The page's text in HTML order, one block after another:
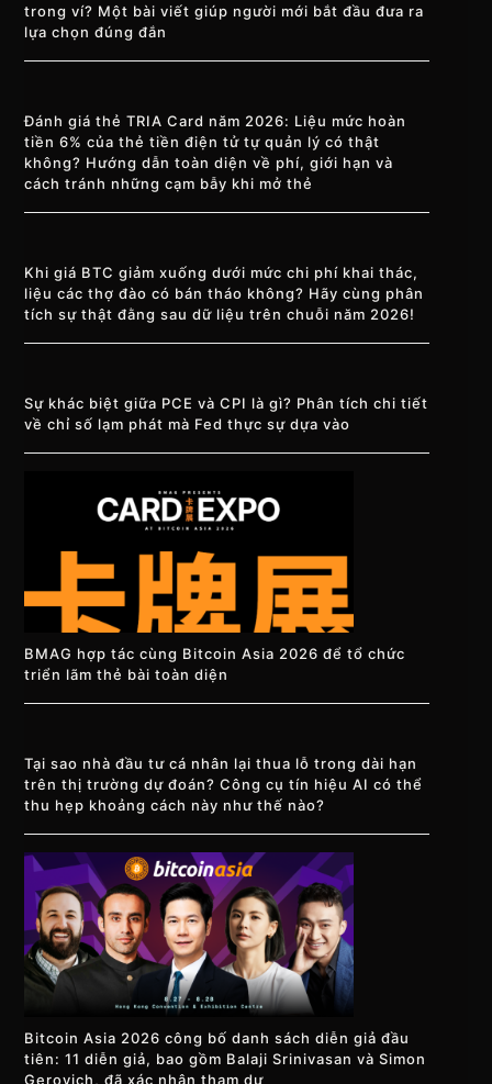
trong ví? Một bài viết giúp người mới bắt đầu đưa ra
lựa chọn đúng đắn
Đánh giá thẻ TRIA Card năm 2026: Liệu mức hoàn
tiền 6% của thẻ tiền điện tử tự quản lý có thật
không? Hướng dẫn toàn diện về phí, giới hạn và
cách tránh những cạm bẫy khi mở thẻ
Khi giá BTC giảm xuống dưới mức chi phí khai thác,
liệu các thợ đào có bán tháo không? Hãy cùng phân
tích sự thật đằng sau dữ liệu trên chuỗi năm 2026!
Sự khác biệt giữa PCE và CPI là gì? Phân tích chi tiết
về chỉ số lạm phát mà Fed thực sự dựa vào
BMAG hợp tác cùng Bitcoin Asia 2026 để tổ chức
triển lãm thẻ bài toàn diện
Tại sao nhà đầu tư cá nhân lại thua lỗ trong dài hạn
trên thị trường dự đoán? Công cụ tín hiệu AI có thể
thu hẹp khoảng cách này như thế nào?
Bitcoin Asia 2026 công bố danh sách diễn giả đầu
tiên: 11 diễn giả, bao gồm Balaji Srinivasan và Simon
Gerovich, đã xác nhận tham dự